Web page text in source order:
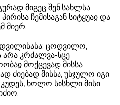
მიგეც შენ სახლსა
ჩემისაგან სიტყუაჲ და
მიერ.
ცოდვილო,
არა კრძალვა-სცე
მოქცევად მისსა
ძიებად მისსა, უსჯულო იგი
ხოლო სისხლი მისი